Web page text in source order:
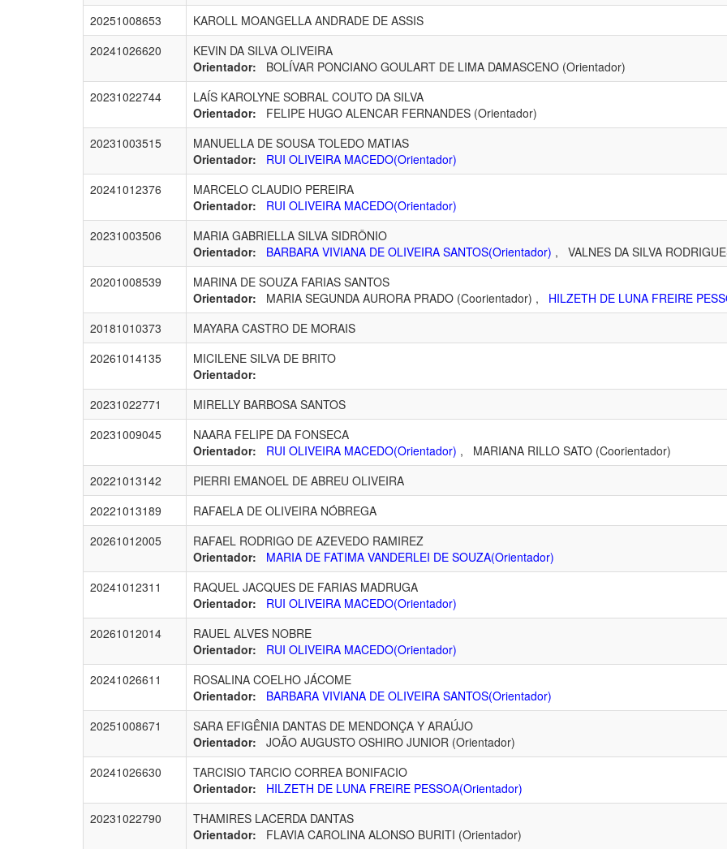
20251008653
KAROLL MOANGELLA ANDRADE DE ASSIS
20241026620
KEVIN DA SILVA OLIVEIRA
Orientador: BOLÍVAR PONCIANO GOULART DE LIMA DAMASCENO (Orientador)
20231022744
LAÍS KAROLYNE SOBRAL COUTO DA SILVA
Orientador: FELIPE HUGO ALENCAR FERNANDES (Orientador)
20231003515
MANUELLA DE SOUSA TOLEDO MATIAS
Orientador:
RUI OLIVEIRA MACEDO(Orientador)
20241012376
MARCELO CLAUDIO PEREIRA
Orientador:
RUI OLIVEIRA MACEDO(Orientador)
20231003506
MARIA GABRIELLA SILVA SIDRÔNIO
Orientador:
BARBARA VIVIANA DE OLIVEIRA SANTOS(Orientador) , VALNES DA SILVA
20201008539
MARINA DE SOUZA FARIAS SANTOS
Orientador: MARIA SEGUNDA AURORA PRADO (Coorientador) , HILZETH DE LUNA FREIRE
20181010373
MAYARA CASTRO DE MORAIS
20261014135
MICILENE SILVA DE BRITO
Orientador:
20231022771
MIRELLY BARBOSA SANTOS
20231009045
NAARA FELIPE DA FONSECA
Orientador:
RUI OLIVEIRA MACEDO(Orientador) , MARIANA RILLO SATO (Coorientador)
20221013142
PIERRI EMANOEL DE ABREU OLIVEIRA
20221013189
RAFAELA DE OLIVEIRA NÓBREGA
20261012005
RAFAEL RODRIGO DE AZEVEDO RAMIREZ
Orientador:
MARIA DE FATIMA VANDERLEI DE SOUZA(Orientador)
20241012311
RAQUEL JACQUES DE FARIAS MADRUGA
Orientador:
RUI OLIVEIRA MACEDO(Orientador)
20261012014
RAUEL ALVES NOBRE
Orientador:
RUI OLIVEIRA MACEDO(Orientador)
20241026611
ROSALINA COELHO JÁCOME
Orientador:
BARBARA VIVIANA DE OLIVEIRA SANTOS(Orientador)
20251008671
SARA EFIGÊNIA DANTAS DE MENDONÇA Y ARAÚJO
Orientador: JOÃO AUGUSTO OSHIRO JUNIOR (Orientador)
20241026630
TARCISIO TARCIO CORREA BONIFACIO
Orientador:
HILZETH DE LUNA FREIRE PESSOA(Orientador)
20231022790
THAMIRES LACERDA DANTAS
Orientador: FLAVIA CAROLINA ALONSO BURITI (Orientador)